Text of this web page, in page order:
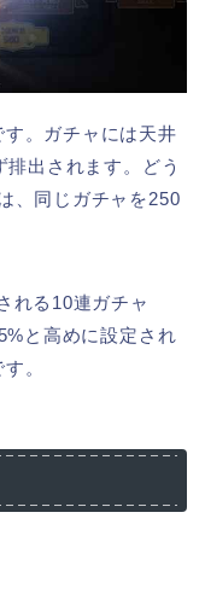
。ガチャには天井
出されます。どう
、同じガチャを250
れる10連ガチャ
と高めに設定され
。